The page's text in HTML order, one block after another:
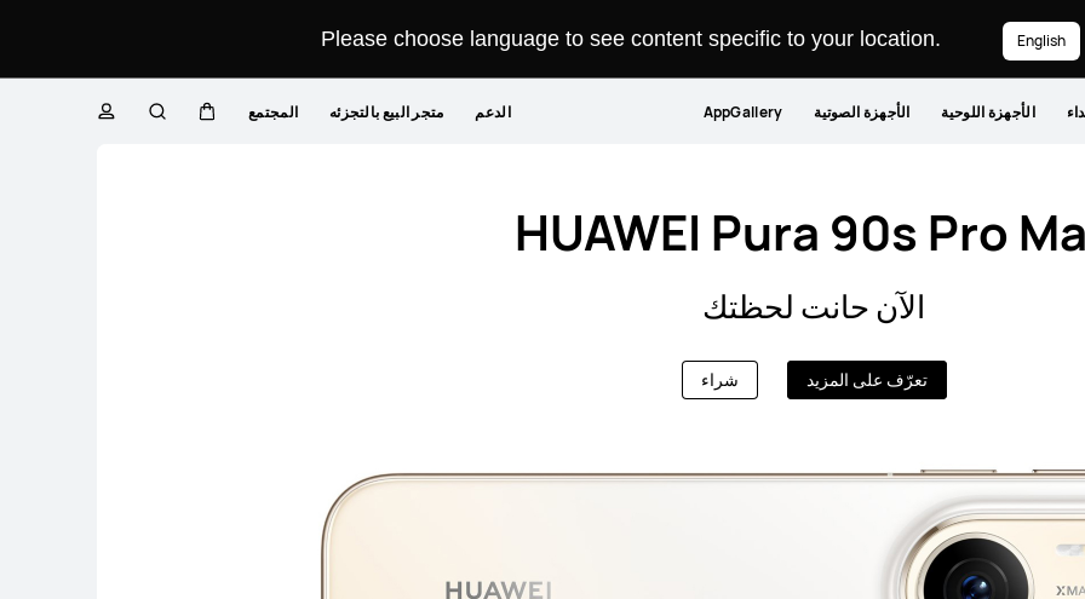
Please choose language to see content specific to your location. English
الأجهزة اللوحية الأجهزة الصوتية AppGallery الدعم متجر البيع بالتجزئه المجتمع
HUAWEI Pura 90s Pro
الآن حانت لحظتك
تعرّف على المزيد شراء